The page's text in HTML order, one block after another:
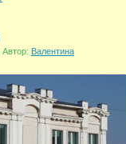
Автор: Валентина